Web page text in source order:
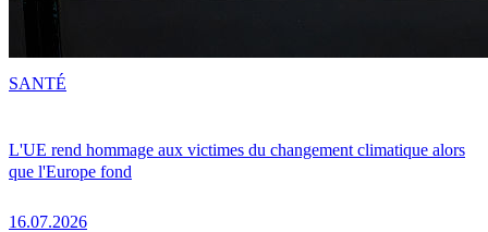
L'UE rend hommage aux victimes du changement climatique alors
que l'Europe fond
16.07.2026
SANTÉ